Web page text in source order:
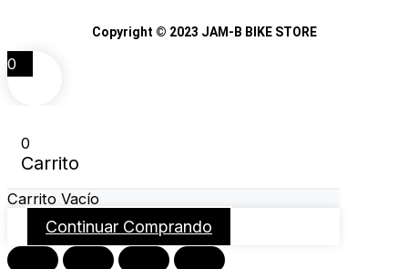
Copyright © 2023 JAM-B BIKE STORE
0
0
Carrito
Carrito Vacío
Continuar Comprando